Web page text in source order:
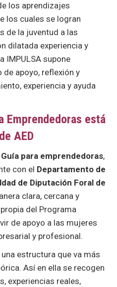
los aprendizajes
los cuales se logran
de la juventud a las
dilatada experiencia y
IMPULSA supone
de apoyo, reflexión y
experiencia y ayuda
Emprendedoras está
AED
Guía para emprendedoras,
con el Departamento de
de Diputación Foral de
clara, cercana y
del Programa
de apoyo a las mujeres
y profesional.
estructura que va más
Así en ella se recogen
experiencias reales,